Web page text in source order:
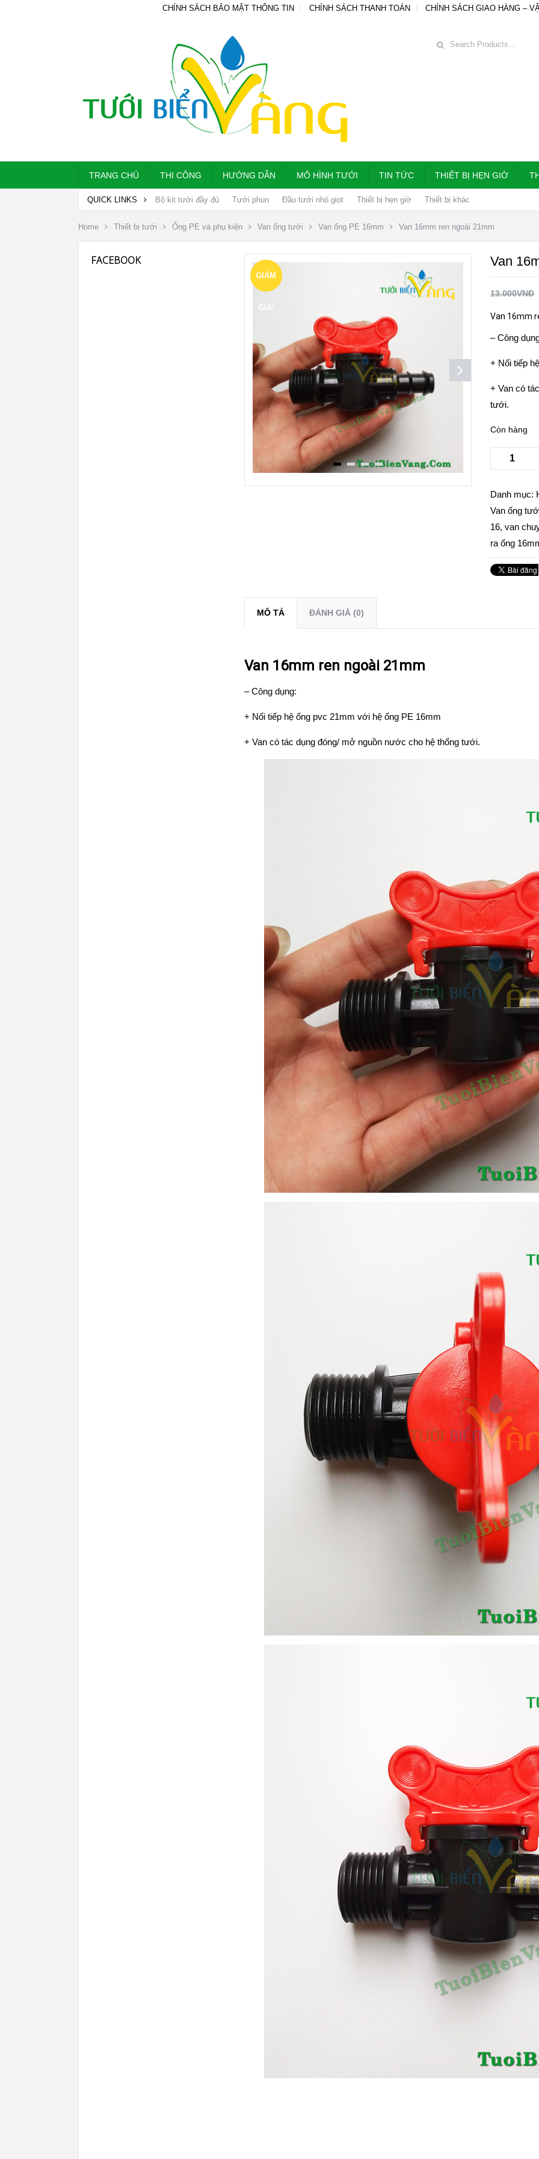
CHÍNH SÁCH BẢO MẬT THÔNG TIN CHÍNH SÁCH THANH TOÁN CHÍNH SÁCH GIAO HÀNG –
TRANG CHỦ THI CÔNG HƯỚNG DẪN MÔ HÌNH TƯỚI TIN TỨC THIẾT BỊ HẸN GIỜ
QUICK LINKS Bộ kit tưới đầy đủ Tưới phun Đầu tưới nhỏ giọt Thiết bị hẹn giờ Thiết bị khác
Home Thiết bị tưới Ống PE và phụ kiện Van ống tưới Van ống PE 16mm Van 16mm ren ngoài 21mm
GIẢM
GIÁ!
Van
13.000VNĐ
Van 16mm
– Công
+ Nối tiếp
+ Van có
tưới.
Còn hàng
Danh mục:
Van ống
16,van
ra ống
MÔ TẢ ĐÁNH GIÁ (0)
Van 16mm ren ngoài 21mm
– Công dụng:
+ Nối tiếp hệ ống pvc 21mm với hệ ống PE 16mm
+ Van có tác dụng đóng/ mở nguồn nước cho hệ thống tưới.
FACEBOOK